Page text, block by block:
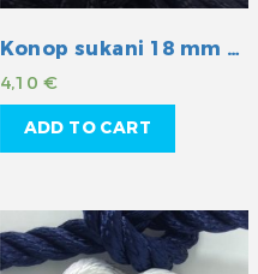
Konop sukani 18 mm plavi
4,10 €
ADD TO CART